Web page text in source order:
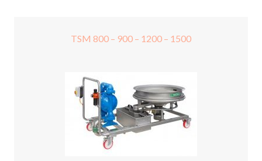
TSM 800 – 900 – 1200 – 1500